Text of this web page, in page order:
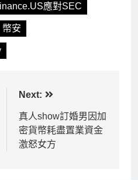
應對SEC
幣安
Next:
真人show訂婚男因加
密貨幣耗盡置業資金
激怒女方